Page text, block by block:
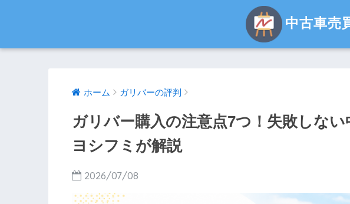
中古車売
ホーム ガリバーの評判
ガリバー購入の注意点7つ！失敗しな
ヨシフミが解説
2026/07/08